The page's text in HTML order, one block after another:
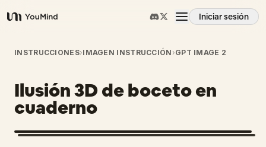
YouMind
Iniciar sesión
Resumen
Casos de uso
Habilidades
INSTRUCCIONES›IMAGEN INSTRUCCIÓN ›GPT IMAGE 2
Ilusión 3D de boceto en
cuaderno